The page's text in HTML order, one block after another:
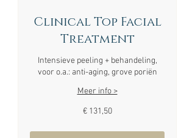
Clinical Top Facial
Treatment
Intensieve peeling + behandeling,
voor o.a.: anti-aging, grove poriën
Meer info >
€ 131,50